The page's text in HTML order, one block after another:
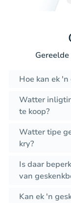
Hoe kan ek
Watter
te koop?
Watter tipe
kry?
Is daar
van
Kan ek 'n